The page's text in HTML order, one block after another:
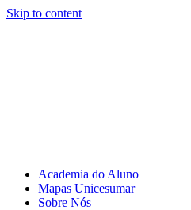
Skip to content
Academia do Aluno
Mapas Unicesumar
Sobre Nós